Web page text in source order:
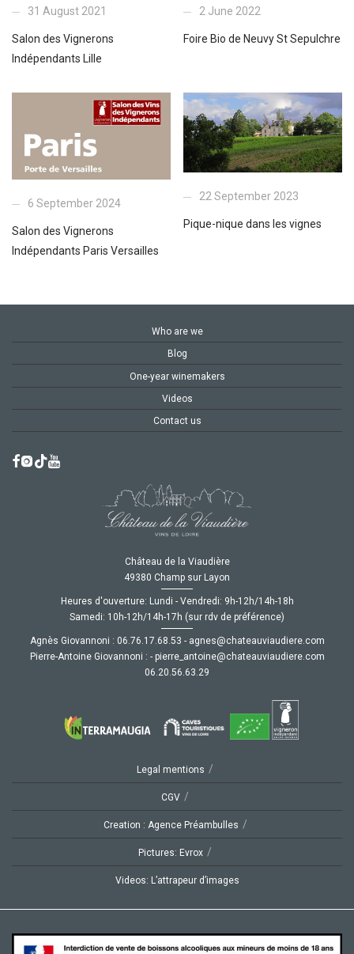
31 August 2021
Salon des Vignerons
Indépendants Lille
2 June 2022
Foire Bio de Neuvy St Sepulchre
6 September 2024
Salon des Vignerons
Indépendants Paris Versailles
22 September 2023
Pique-nique dans les vignes
Who are we
Blog
One-year winemakers
Videos
Contact us
Château de la Viaudière
49380 Champ sur Layon
Heures d'ouverture: Lundi - Vendredi: 9h-12h/14h-18h
Samedi: 10h-12h/14h-17h (sur rdv de préférence)
Agnès Giovannoni : moc.ereiduaivuaetahc@senga
-
35.86.71.67.60
Pierre-Antoine Giovannoni :
moc.ereiduaivuaetahc@eniotna_erreip
-
92.36.65.02.60
Legal mentions /
CGV /
Creation : Agence Préambulles /
Pictures: Evrox /
Videos: L’attrapeur d’images